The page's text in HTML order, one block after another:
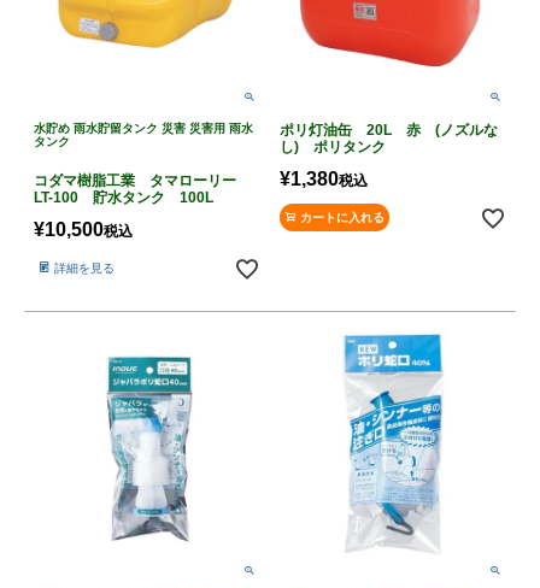
水貯め 雨水貯留タンク 災害 災害用 雨水
タンク
コダマ樹脂工業 タマローリー
LT-100 貯水タンク 100L
¥10,500税込
詳細を見る
ポリ灯油缶 20L 赤 (ノズルな
し) ポリタンク
¥1,380税込
カートに入れる